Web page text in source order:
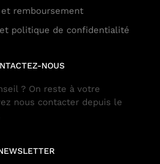
remboursement
politique de confidentialité
NOUS
? On reste à votre
nous contacter depuis le